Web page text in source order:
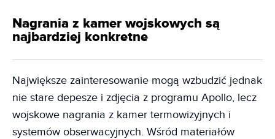
Nagrania z kamer wojskowych są
najbardziej konkretne
Największe zainteresowanie mogą wzbudzić jednak
nie stare depesze i zdjęcia z programu Apollo, lecz
wojskowe nagrania z kamer termowizyjnych i
systemów obserwacyjnych. Wśród materiałów